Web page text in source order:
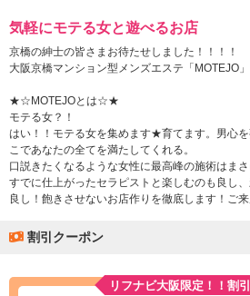
気軽にモテる女と遊べるお店
京橋の紳士の皆さまお待たせしました！！！！
大阪京橋マンション型メンズエステ「MOTEJO
★☆MOTEJOとは☆★
モテる女？！
はい！！モテる女を集めます★育てます。男心
こであなたの全てを満たしてくれる。
口説きたくなるような女性に最高峰の施術はまさ
すでに仕上がったセラピストと楽しむのも良し
良し！飽きさせないお店作りを徹底します！ご
割引クーポン
リフナビ大阪限定！！割